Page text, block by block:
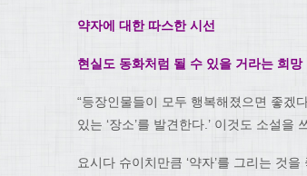
약자에 대한 따스한 시선
현실도 동화처럼 될 수 있을 거라는 희망
“등장인물들이 모두 행복해졌으면 좋겠
있는 ‘장소’를 발견한다.’ 이것도 소설
요시다 슈이치만큼 ‘약자’를 그리는 것